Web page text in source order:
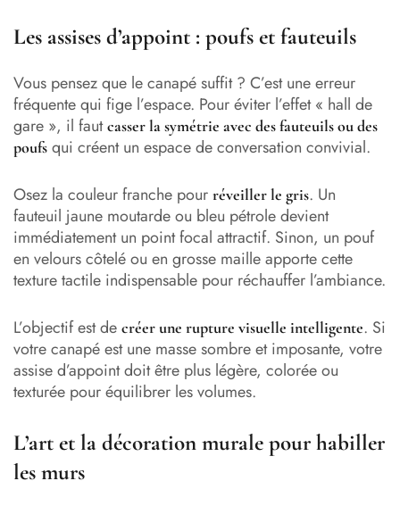
Les assises d’appoint : poufs et fauteuils
Vous pensez que le canapé suffit ? C’est une erreur
fréquente qui fige l’espace. Pour éviter l’effet « hall de
gare », il fautcasser la symétrie avec des fauteuils ou des
poufs qui créent un espace de conversation convivial.
Osez la couleur franche pour réveiller le gris. Un
fauteuil jaune moutarde ou bleu pétrole devient
immédiatement un point focal attractif. Sinon, un pouf
en velours côtelé ou en grosse maille apporte cette
texture tactile indispensable pour réchauffer l’ambiance.
L’objectif est de créer une rupture visuelle intelligente. Si
votre canapé est une masse sombre et imposante, votre
assise d’appoint doit être plus légère, colorée ou
texturée pour équilibrer les volumes.
L’art et la décoration murale pour habiller
les murs